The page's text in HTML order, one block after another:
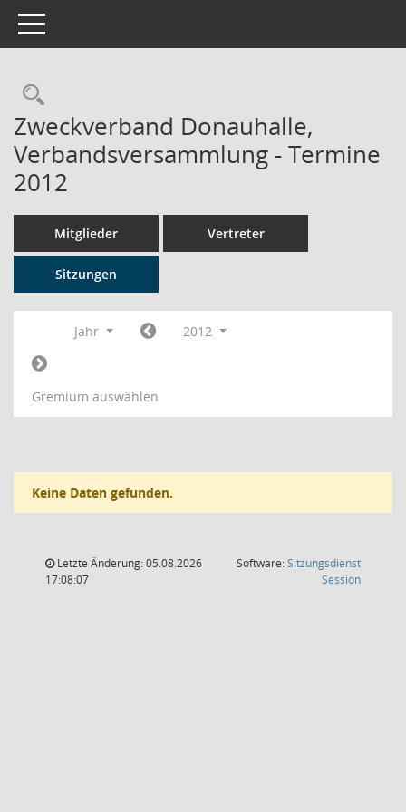
Toggle navigation
Rechercheauswahl
Zweckverband Donauhalle,
Verbandsversammlung - Termine
2012
Mitglieder Vertreter
Sitzungen
Jahr 2012
Gremium auswählen
Keine Daten gefunden.
Letzte Änderung: 05.08.2026
17:08:07
Software:Sitzungsdienst
Session(Wird in